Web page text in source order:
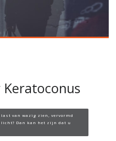
last van wazig zien, vervormd
licht? Dan kan het zijn dat u